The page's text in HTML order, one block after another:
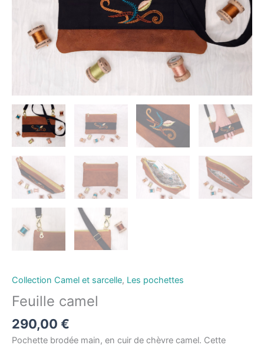
Collection Camel et sarcelle, Les pochettes
Feuille camel
290,00 €
Pochette brodée main, en cuir de chèvre camel. Cette